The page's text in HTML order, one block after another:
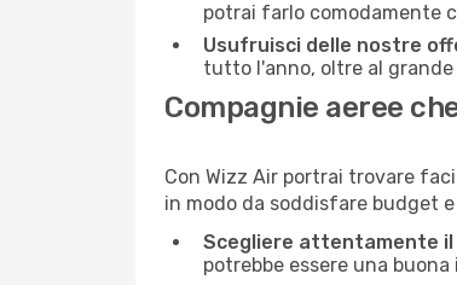
potrai farlo comodamente
Usufruisci delle nostre
tutto l'anno, oltre al
Compagnie aeree
Con Wizz Air portrai trovare
in modo da soddisfare budget
Scegliere attentamente
potrebbe essere una